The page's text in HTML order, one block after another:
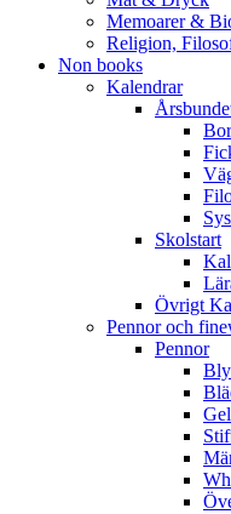
Memoarer &
Religion,
Non books
Kalendrar
Skolstart
Övrigt
Pennor och
Pennor